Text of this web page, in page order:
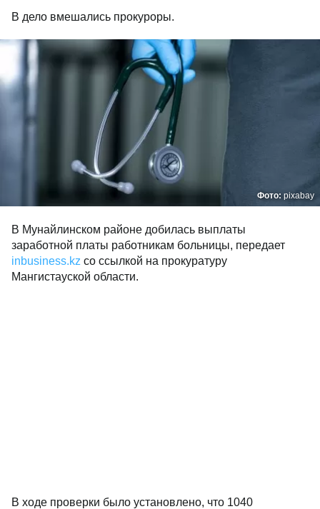
В дело вмешались прокуроры.
Фото: pixabay
В Мунайлинском районе добилась выплаты
заработной платы работникам больницы, передает
inbusiness.kz со ссылкой на прокуратуру
Мангистауской области.
В ходе проверки было установлено, что 1040